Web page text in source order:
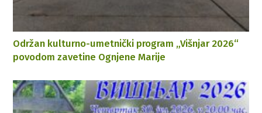
Održan kulturno-umetnički program „Višnjar 2026“
povodom zavetine Ognjene Marije